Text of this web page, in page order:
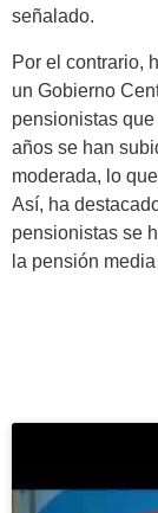
señalado.
Por el contrario,
un Gobierno
pensionistas
años se han
moderada, lo
Así, ha
pensionistas se
la pensión